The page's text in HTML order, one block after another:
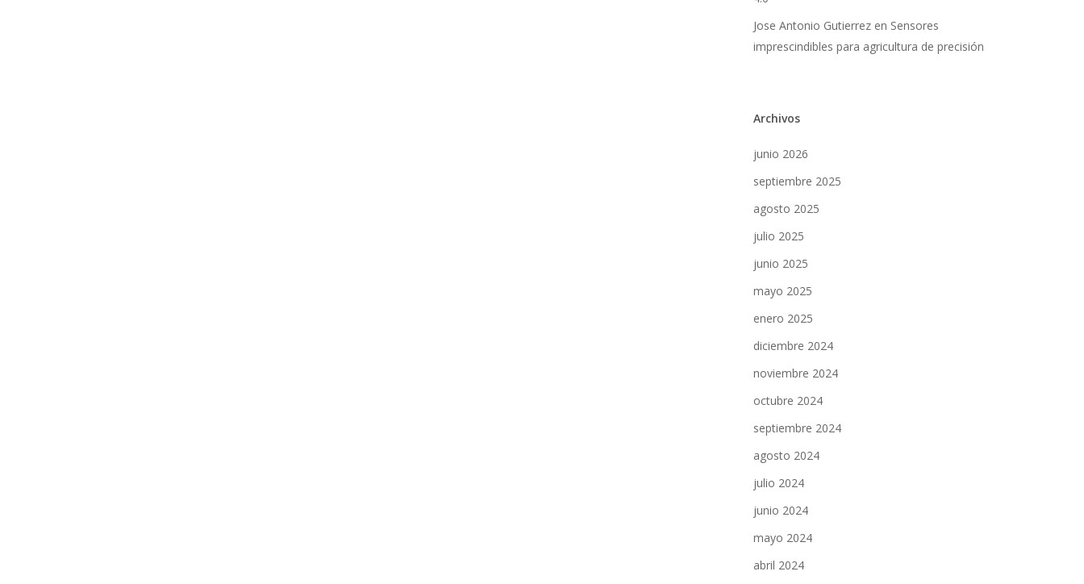
Go To Shop
Jose Antonio Gutierrezen Sensores
imprescindibles para agricultura de precisión
Archivos
junio 2026
septiembre 2025
agosto 2025
julio 2025
junio 2025
mayo 2025
enero 2025
diciembre 2024
noviembre 2024
octubre 2024
septiembre 2024
agosto 2024
julio 2024
junio 2024
mayo 2024
abril 2024